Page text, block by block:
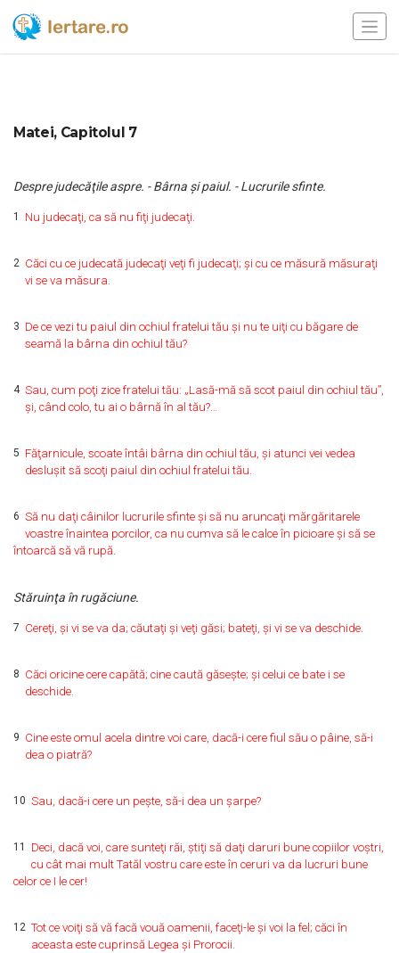
Matei, Capitolul 7
Despre judecăţile aspre. - Bârna şi paiul. - Lucrurile sfinte.
1 Nu judecaţi, ca să nu fiţi judecaţi.
2 Căci cu ce judecată judecaţi veţi fi judecaţi; şi cu ce măsură măsuraţi
vi se va măsura.
3 De ce vezi tu paiul din ochiul fratelui tău şi nu te uiţi cu băgare de
seamă la bârna din ochiul tău?
4 Sau, cum poţi zice fratelui tău: „Lasă-mă să scot paiul din ochiul tău”,
şi, când colo, tu ai o bârnă în al tău?…
5 Făţarnicule, scoate întâi bârna din ochiul tău, şi atunci vei vedea
desluşit să scoţi paiul din ochiul fratelui tău.
6 Să nu daţi câinilor lucrurile sfinte şi să nu aruncaţi mărgăritarele
voastre înaintea porcilor, ca nu cumva să le calce în picioare şi să se
întoarcă să vă rupă.
Stăruinţa în rugăciune.
7 Cereţi, şi vi se va da; căutaţi şi veţi găsi; bateţi, şi vi se va deschide.
8 Căci oricine cere capătă; cine caută găseşte; şi celui ce bate i se
deschide.
9 Cine este omul acela dintre voi care, dacă-i cere fiul său o pâine, să-i
dea o piatră?
10 Sau, dacă-i cere un peşte, să-i dea un şarpe?
11 Deci, dacă voi, care sunteţi răi, ştiţi să daţi daruri bune copiilor voştri,
cu cât mai mult Tatăl vostru care este în ceruri va da lucruri bune
celor ce I le cer!
12 Tot ce voiţi să vă facă vouă oamenii, faceţi-le şi voi la fel; căci în
aceasta este cuprinsă Legea şi Prorocii.